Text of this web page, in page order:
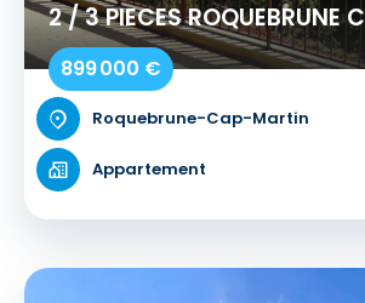
2 / 3 PIECES ROQUEBRUNE
899 000 €
Roquebrune-Cap-Martin
Appartement